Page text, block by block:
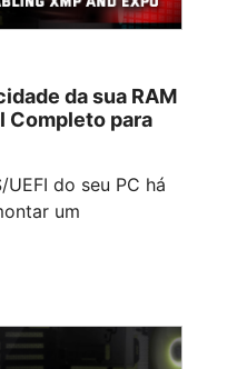
da sua RAM
Completo para
UEFI do seu PC há
um